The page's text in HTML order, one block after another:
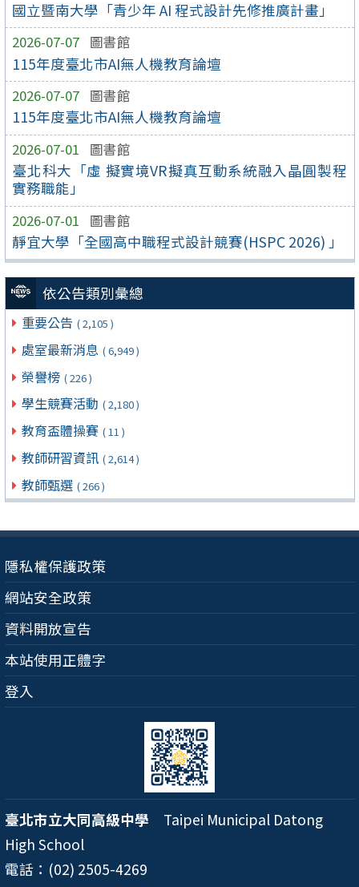
國立暨南大學「青少年 AI 程式設計先修推廣計畫」
2026-07-07 圖書館
115年度臺北市AI無人機教育論壇
2026-07-07 圖書館
115年度臺北市AI無人機教育論壇
2026-07-01 圖書館
臺北科大「虛 擬實境VR擬真互動系統融入晶圓製程
實務職能」
2026-07-01 圖書館
靜宜大學「全國高中職程式設計競賽(HSPC 2026) 」
依公告類別彙總
重要公告 ( 2,105 )
處室最新消息 ( 6,949 )
榮譽榜 ( 226 )
學生競賽活動 ( 2,180 )
教育盃體操賽 ( 11 )
教師研習資訊 ( 2,614 )
教師甄選 ( 266 )
隱私權保護政策
網站安全政策
資料開放宣告
本站使用正體字
登入
臺北市立大同高級中學 Taipei Municipal Datong
High School
電話：(02) 2505-4269